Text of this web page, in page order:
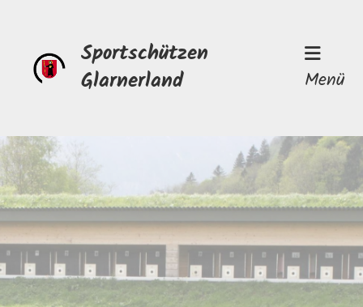
Sportschützen
Glarnerland
Menü